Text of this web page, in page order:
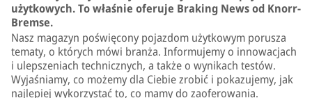
użytkowych. To właśnie oferuje Braking News od Knorr-
Bremse.
Nasz magazyn poświęcony pojazdom użytkowym porusza
tematy, o których mówi branża. Informujemy o innowacjach
i ulepszeniach technicznych, a także o wynikach testów.
Wyjaśniamy, co możemy dla Ciebie zrobić i pokazujemy, jak
najlepiej wykorzystać to, co mamy do zaoferowania.